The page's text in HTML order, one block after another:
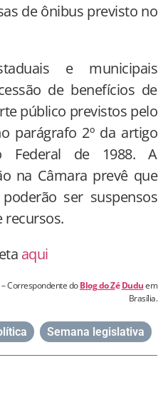
de ônibus previsto no
e municipais
de benefícios de
público previstos pelo
parágrafo 2º da artigo
Federal de 1988. A
na Câmara prevê que
ser suspensos
recursos.
aqui
Correspondente doBlog do ZéDuduem
Brasília.
Semana legislativa